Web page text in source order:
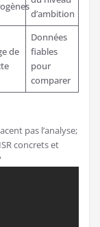
d’ambition
de
Données
fiables
pour
comparer
pas l’analyse;
concrets et